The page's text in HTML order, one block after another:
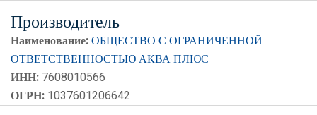
Производитель
Наименование:ОБЩЕСТВО С ОГРАНИЧЕННОЙ
ОТВЕТСТВЕННОСТЬЮ АКВА ПЛЮС
ИНН: 7608010566
ОГРН: 1037601206642